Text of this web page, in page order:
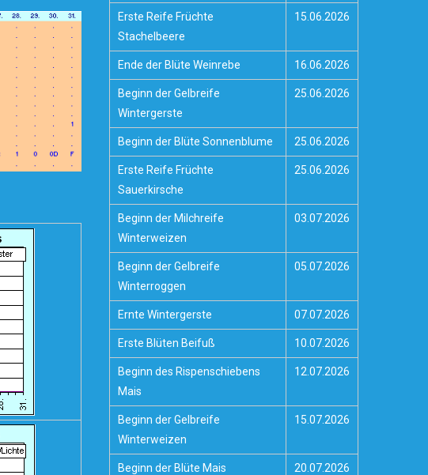
Erste Reife Früchte
Stachelbeere
15.06.2026
Ende der Blüte Weinrebe 16.06.2026
Beginn der Gelbreife
Wintergerste
25.06.2026
Beginn der Blüte Sonnenblume 25.06.2026
Erste Reife Früchte
Sauerkirsche
25.06.2026
Beginn der Milchreife
Winterweizen
03.07.2026
Beginn der Gelbreife
Winterroggen
05.07.2026
Ernte Wintergerste 07.07.2026
Erste Blüten Beifuß 10.07.2026
Beginn des Rispenschiebens
Mais
12.07.2026
Beginn der Gelbreife
Winterweizen
15.07.2026
Beginn der Blüte Mais 20.07.2026